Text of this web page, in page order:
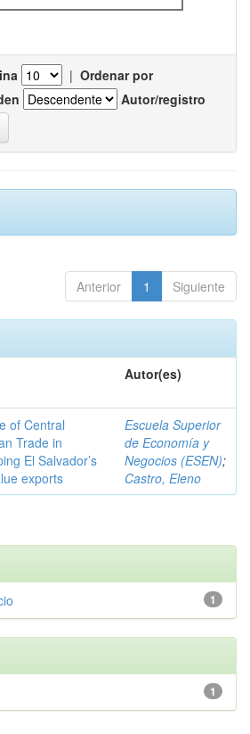
| Ordenar por
Autor/registro
Anterior 1 Siguiente
Autor(es)
of Central
Trade in
El Salvador’s
exports
Escuela Superior
de Economía y
Negocios (ESEN);
Castro, Eleno
1
1